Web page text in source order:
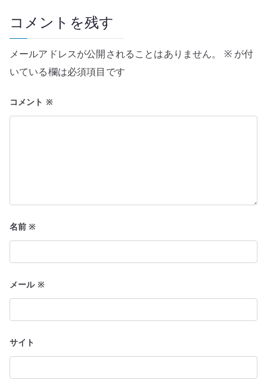
ー
シ
ョ
ン
コメントを残す
メールアドレスが公開されることはありません。 ※が付
いている欄は必須項目です
コメント ※
名前※
メール ※
サイト